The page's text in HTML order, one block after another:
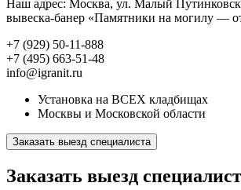
Наш адрес: Москва, ул. Малый
вывеска-банер «Памятники на могилу —
+7 (929) 50-11-888
+7 (495) 663-51-48
info@igranit.ru
Установка на ВСЕХ кладбищах
Москвы и Московской области
Заказать выезд специалиста
Заказать выезд